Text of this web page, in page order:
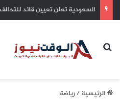
بحث عن
الرئيسية/رياضة